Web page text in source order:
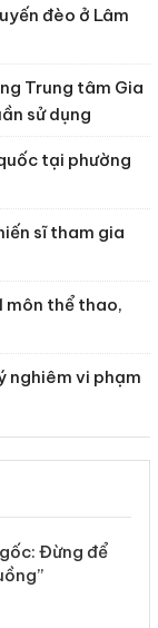
đèo ở Lâm
Trung tâm Gia
sử dụng
tại phường
sĩ tham gia
môn thể thao,
nghiêm vi phạm
Đừng để